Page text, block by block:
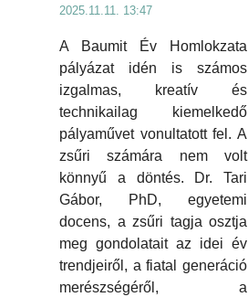
2025.11.11. 13:47
A Baumit Év Homlokzata
pályázat idén is számos
izgalmas, kreatív és
technikailag kiemelkedő
pályaművet vonultatott fel. A
zsűri számára nem volt
könnyű a döntés. Dr. Tari
Gábor, PhD, egyetemi
docens, a zsűri tagja osztja
meg gondolatait az idei év
trendjeiről, a fiatal generáció
merészségéről, a